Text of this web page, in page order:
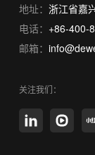
地址： 浙江省嘉
电话： +86-400-
邮箱：
关注我们：